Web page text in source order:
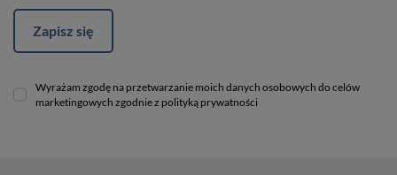
Zapisz się
Wyrażam zgodę na przetwarzanie moich danych osobowych do celów
marketingowych zgodnie z polityką prywatności